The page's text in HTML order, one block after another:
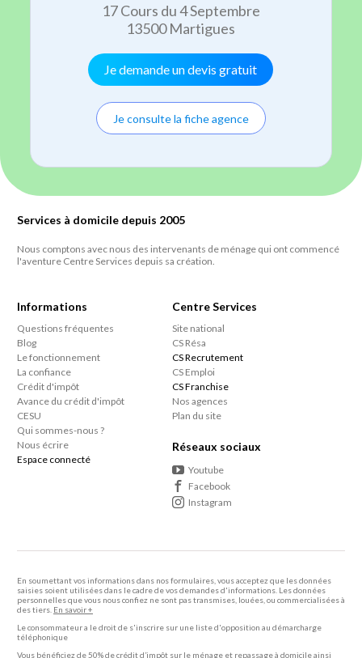
17 Cours du 4 Septembre
13500 Martigues
Je demande un devis gratuit
Je consulte la fiche agence
Services à domicile depuis 2005
Nous comptons avec nous des intervenants de ménage qui ont commencé
l'aventure Centre Services depuis sa création.
Informations
Questions fréquentes
Blog
Le fonctionnement
La confiance
Crédit d'impôt
Avance du crédit d'impôt
CESU
Qui sommes-nous ?
Nous écrire
Espace connecté
Centre Services
Site national
CS Résa
CS Recrutement
CS Emploi
CS Franchise
Nos agences
Plan du site
Réseaux sociaux
Youtube
Facebook
Instagram
En soumettant vos informations dans nos formulaires, vous acceptez que les données
saisies soient utilisées dans le cadre de vos demandes d'informations. Les données
personnelles que vous nous confiez ne sont pas transmises, louées, ou commercialisées à
des tiers. En savoir +
Le consommateur a le droit de s'inscrire sur une liste d'opposition au démarcharge
téléphonique
Vous bénéficiez de 50% de crédit d’impôt sur le ménage et repassage à domicile ainsi